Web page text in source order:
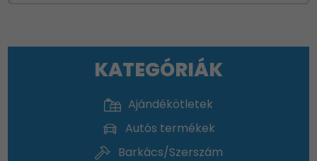
KATEGÓRIÁK
Ajándékötletek
Autós termékek
Barkács/Szerszám